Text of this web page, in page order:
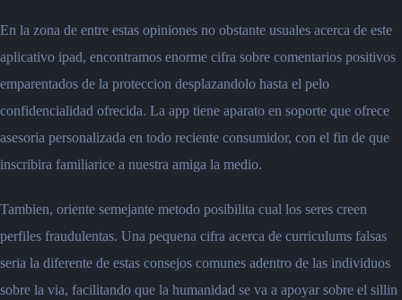
En la zona de entre estas opiniones no obstante usuales acerca de este
aplicativo ipad, encontramos enorme cifra sobre comentarios positivos
emparentados de la proteccion desplazandolo hasta el pelo
confidencialidad ofrecida. La app tiene aparato en soporte que ofrece
asesoria personalizada en todo reciente consumidor, con el fin de que
inscribira familiarice a nuestra amiga la medio.
Tambien, oriente semejante metodo posibilita cual los seres creen
perfiles fraudulentas. Una pequena cifra acerca de curriculums falsas
seria la diferente de estas consejos comunes adentro de las individuos
sobre la via, facilitando que la humanidad se va a apoyar sobre el sillin